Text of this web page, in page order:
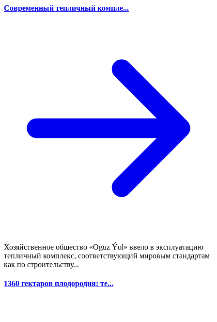
Современный тепличный компле...
Хозяйственное общество «Oguz Ýol» ввело в эксплуатацию
тепличный комплекс, соответствующий мировым стандартам
как по строительству...
1360 гектаров плодородия: те...